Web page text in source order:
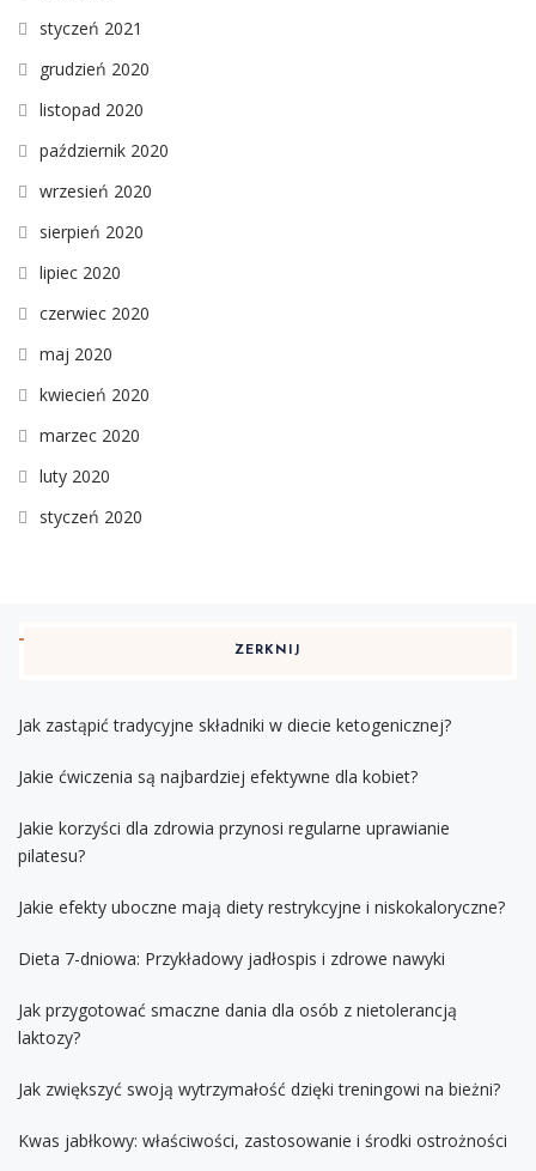
styczeń 2021
grudzień 2020
listopad 2020
październik 2020
wrzesień 2020
sierpień 2020
lipiec 2020
czerwiec 2020
maj 2020
kwiecień 2020
marzec 2020
luty 2020
styczeń 2020
ZERKNIJ
Jak zastąpić tradycyjne składniki w diecie ketogenicznej?
Jakie ćwiczenia są najbardziej efektywne dla kobiet?
Jakie korzyści dla zdrowia przynosi regularne uprawianie
pilatesu?
Jakie efekty uboczne mają diety restrykcyjne i niskokaloryczne?
Dieta 7-dniowa: Przykładowy jadłospis i zdrowe nawyki
Jak przygotować smaczne dania dla osób z nietolerancją
laktozy?
Jak zwiększyć swoją wytrzymałość dzięki treningowi na bieżni?
Kwas jabłkowy: właściwości, zastosowanie i środki ostrożności